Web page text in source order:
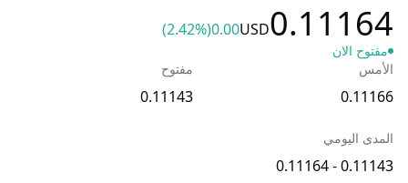
0.11164
USD
0.00
(2.42%)
مفتوح الان
الأمس
0.11166
مفتوح
0.11143
المدى اليومي
0.11143 - 0.11164